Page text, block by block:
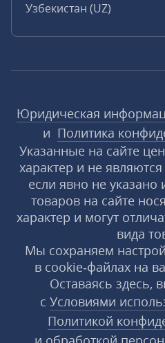
Узбекистан (UZ)
Юридическая
и Политика
Указанные на сайте
характер и не
если явно не
товаров на сайте
характер и могут
вида
Мы сохраняем
в cookie‑файлах на
Оставаясь здесь,
с Условиями
Политикой